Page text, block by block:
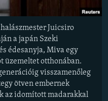
Juicsiro
a japán Szeki
édesanyja, Miva egy
üzemeltet otthonában.
visszamenőleg
ötven embernek
az idomított madarakkal